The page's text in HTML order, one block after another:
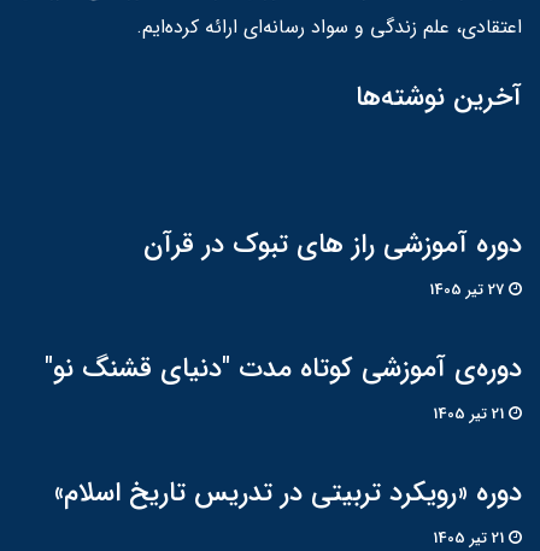
اعتقادی، علم زندگی و سواد رسانه‌ای ارائه کرده‌ایم.
آخرین نوشته‌ها
دوره آموزشی راز های تبوک در قرآن
دوره‌ی آموزشی کوتاه مدت "دنیای قشنگ نو"
دوره «رویکرد تربیتی در تدریس تاریخ اسلام»